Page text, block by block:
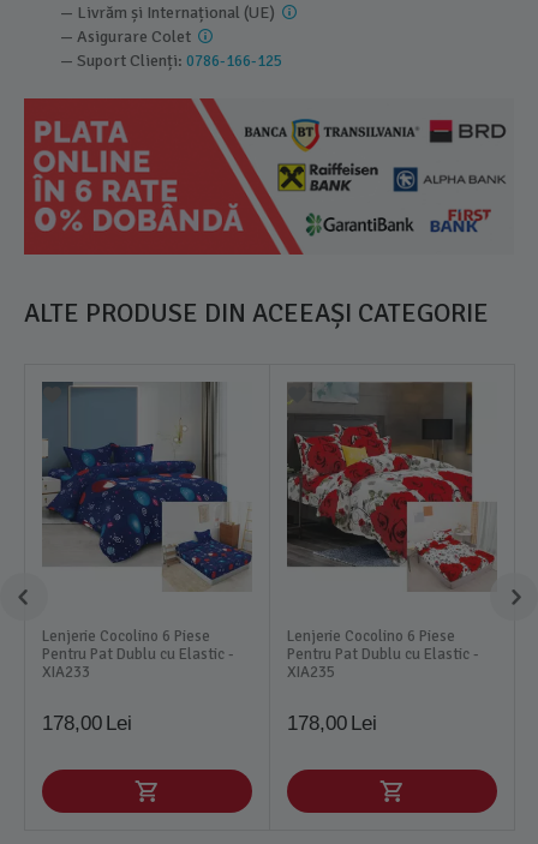
— Livrăm și Internațional (UE)
— Asigurare Colet
— Suport Clienți:0786-166-125
ALTE PRODUSE DIN ACEEAȘI CATEGORIE
Lenjerie Cocolino 6 Piese
Pentru Pat Dublu cu Elastic -
XIA233
178,00 Lei
Lenjerie Cocolino 6 Piese
Pentru Pat Dublu cu Elastic -
XIA235
178,00 Lei